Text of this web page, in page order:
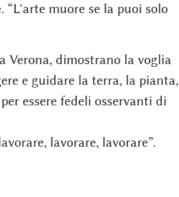
muore se la puoi solo
Verona, dimostrano la voglia
e guidare la terra, la pianta,
essere fedeli osservanti di
lavorare, lavorare”.